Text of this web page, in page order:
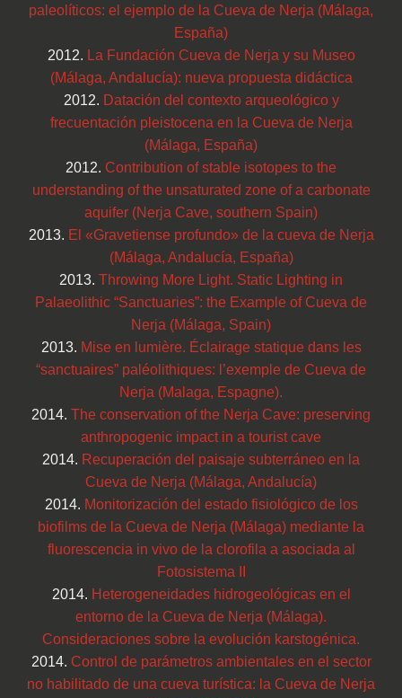
paleolíticos: el ejemplo de la Cueva de Nerja (Málaga,
España)
2012. La Fundación Cueva de Nerja y su Museo
(Málaga, Andalucía): nueva propuesta didáctica
2012. Datación del contexto arqueológico y
frecuentación pleistocena en la Cueva de Nerja
(Málaga, España)
2012. Contribution of stable isotopes to the
understanding of the unsaturated zone of a carbonate
aquifer (Nerja Cave, southern Spain)
2013. El «Gravetiense profundo» de la cueva de Nerja
(Málaga, Andalucía, España)
2013. Throwing More Light. Static Lighting in
Palaeolithic “Sanctuaries”: the Example of Cueva de
Nerja (Málaga, Spain)
2013. Mise en lumière. Éclairage statique dans les
“sanctuaires” paléolithiques: l’exemple de Cueva de
Nerja (Malaga, Espagne).
2014. The conservation of the Nerja Cave: preserving
anthropogenic impact in a tourist cave
2014. Recuperación del paisaje subterráneo en la
Cueva de Nerja (Málaga, Andalucía)
2014. Monitorización del estado fisiológico de los
biofilms de la Cueva de Nerja (Málaga) mediante la
fluorescencia in vivo de la clorofila a asociada al
Fotosistema II
2014. Heterogeneidades hidrogeológicas en el
entorno de la Cueva de Nerja (Málaga).
Consideraciones sobre la evolución karstogénica.
2014. Control de parámetros ambientales en el sector
no habilitado de una cueva turística: la Cueva de Nerja